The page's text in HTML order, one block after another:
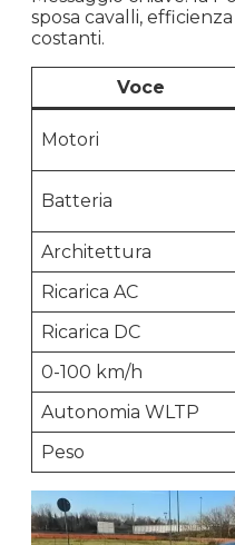
sposa cavalli,
costanti.
Voce
Motori
Batteria
Architettura
Ricarica AC
Ricarica DC
0-100 km/h
Autonomia WLTP
Peso